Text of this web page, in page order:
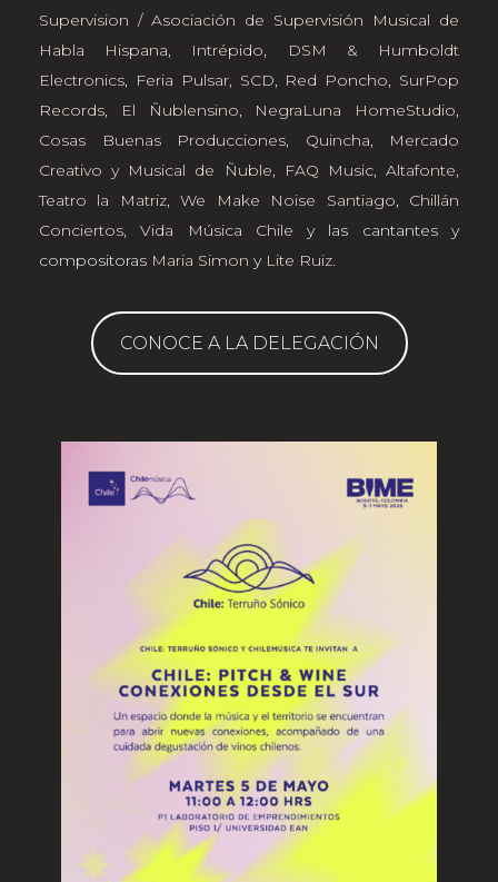
Supervision / Asociación de Supervisión Musical de
Habla Hispana, Intrépido,
DSM & Humboldt
Electronics, Feria Pulsar, SCD, Red Poncho, SurPop
Records, El Ñublensino, NegraLuna HomeStudio,
Cosas Buenas Producciones, Quincha, Mercado
Creativo y Musical de Ñuble, FAQ Music,Altafonte,
Teatro la Matriz,We Make Noise Santiago, Chillán
Conciertos,Vida Música Chiley las cantantes y
compositoras Maria Simon yLite Ruiz.
CONOCE A LA DELEGACIÓN